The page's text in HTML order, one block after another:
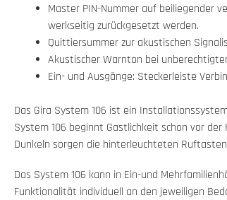
Master PIN-Nummer auf beiliegender
werkseitig zurückgesetzt werden.
Quittiersummer zur akustischen
Akustischer Warnton bei
Ein- und Ausgänge: Steckerleiste
Das Gira System 106 ist ein
System 106 beginnt Gastlichkeit schon vor
Dunkeln sorgen die hinterleuchteten
Das System 106 kann in Ein-und
Funktionalität individuell an den jeweiligen